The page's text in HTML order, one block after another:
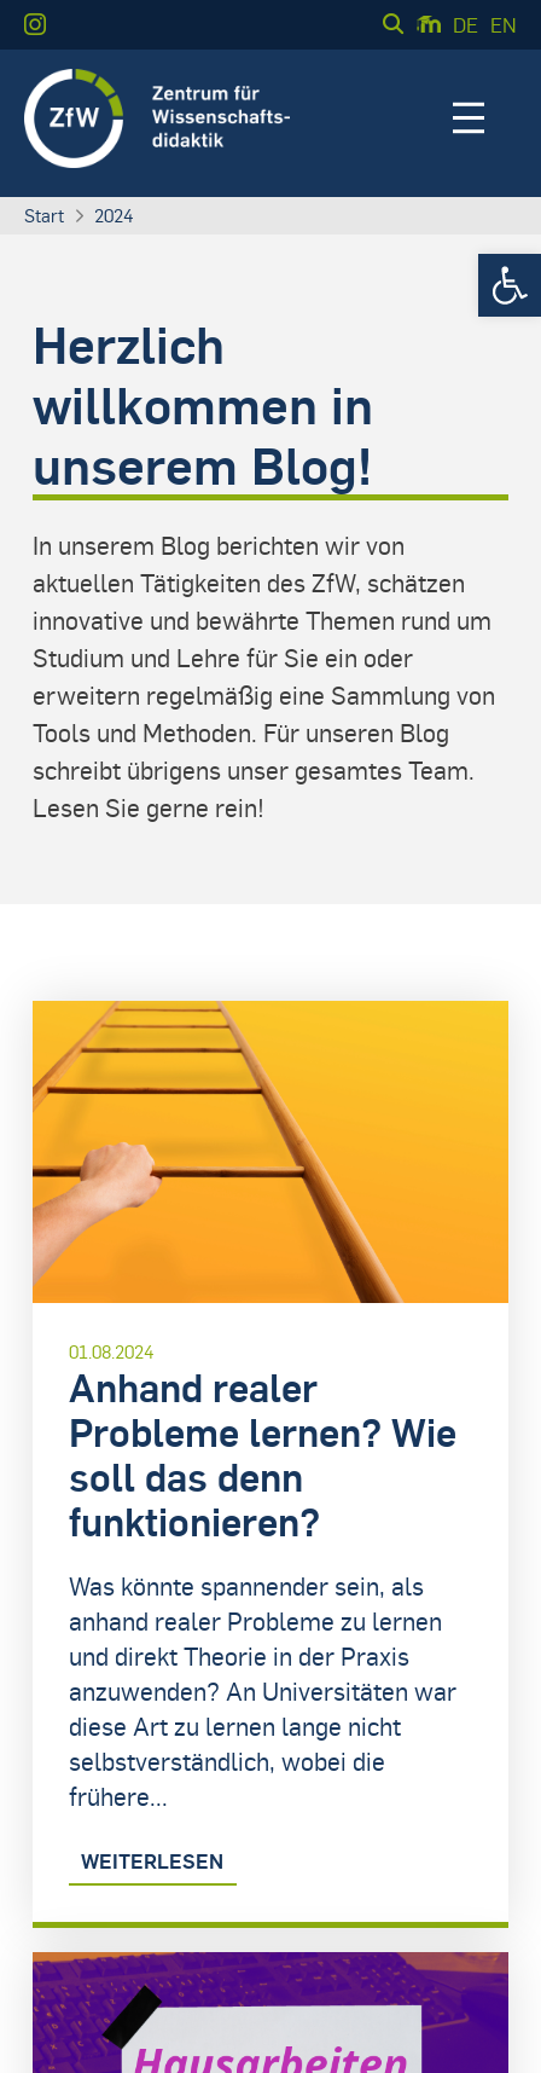
DE EN
Start 2024
Herzlich
willkommen in
unserem Blog!
In unserem Blog berichten wir von
aktuellen Tätigkeiten des ZfW, schätzen
innovative und bewährte Themen rund um
Studium und Lehre für Sie ein oder
erweitern regelmäßig eine Sammlung von
Tools und Methoden. Für unseren Blog
schreibt übrigens unser gesamtes Team.
Lesen Sie gerne rein!
01.08.2024
Anhand realer
Probleme lernen? Wie
soll das denn
funktionieren?
Was könnte spannender sein, als
anhand realer Probleme zu lernen
und direkt Theorie in der Praxis
anzuwenden? An Universitäten war
diese Art zu lernen lange nicht
selbstverständlich, wobei die
frühere...
WEITERLESEN